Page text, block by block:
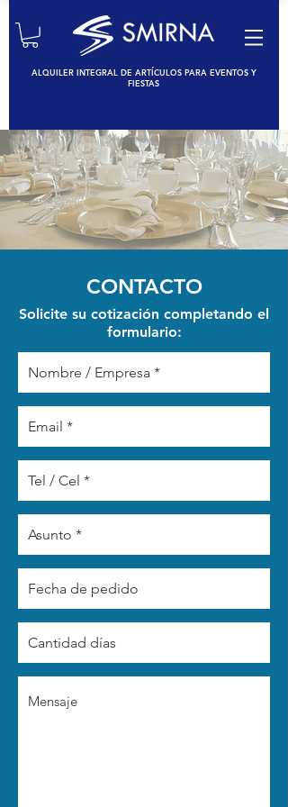
ALQUILER INTEGRAL DE ARTÍCULOS PARA EVENTOS Y
FIESTAS
CONTACTO
Solicite su cotización completando el
formulario: